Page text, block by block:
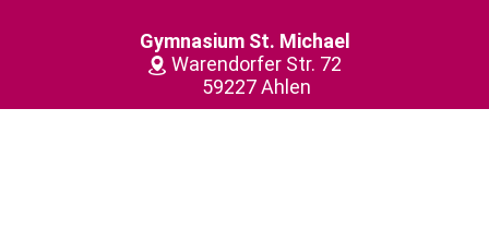
Gymnasium St. Michael
Warendorfer Str. 72
59227 Ahlen